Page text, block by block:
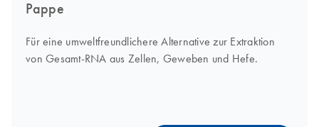
Pappe
Für eine umweltfreundlichere Alternative zur Extraktion
von Gesamt-RNA aus Zellen, Geweben und Hefe.